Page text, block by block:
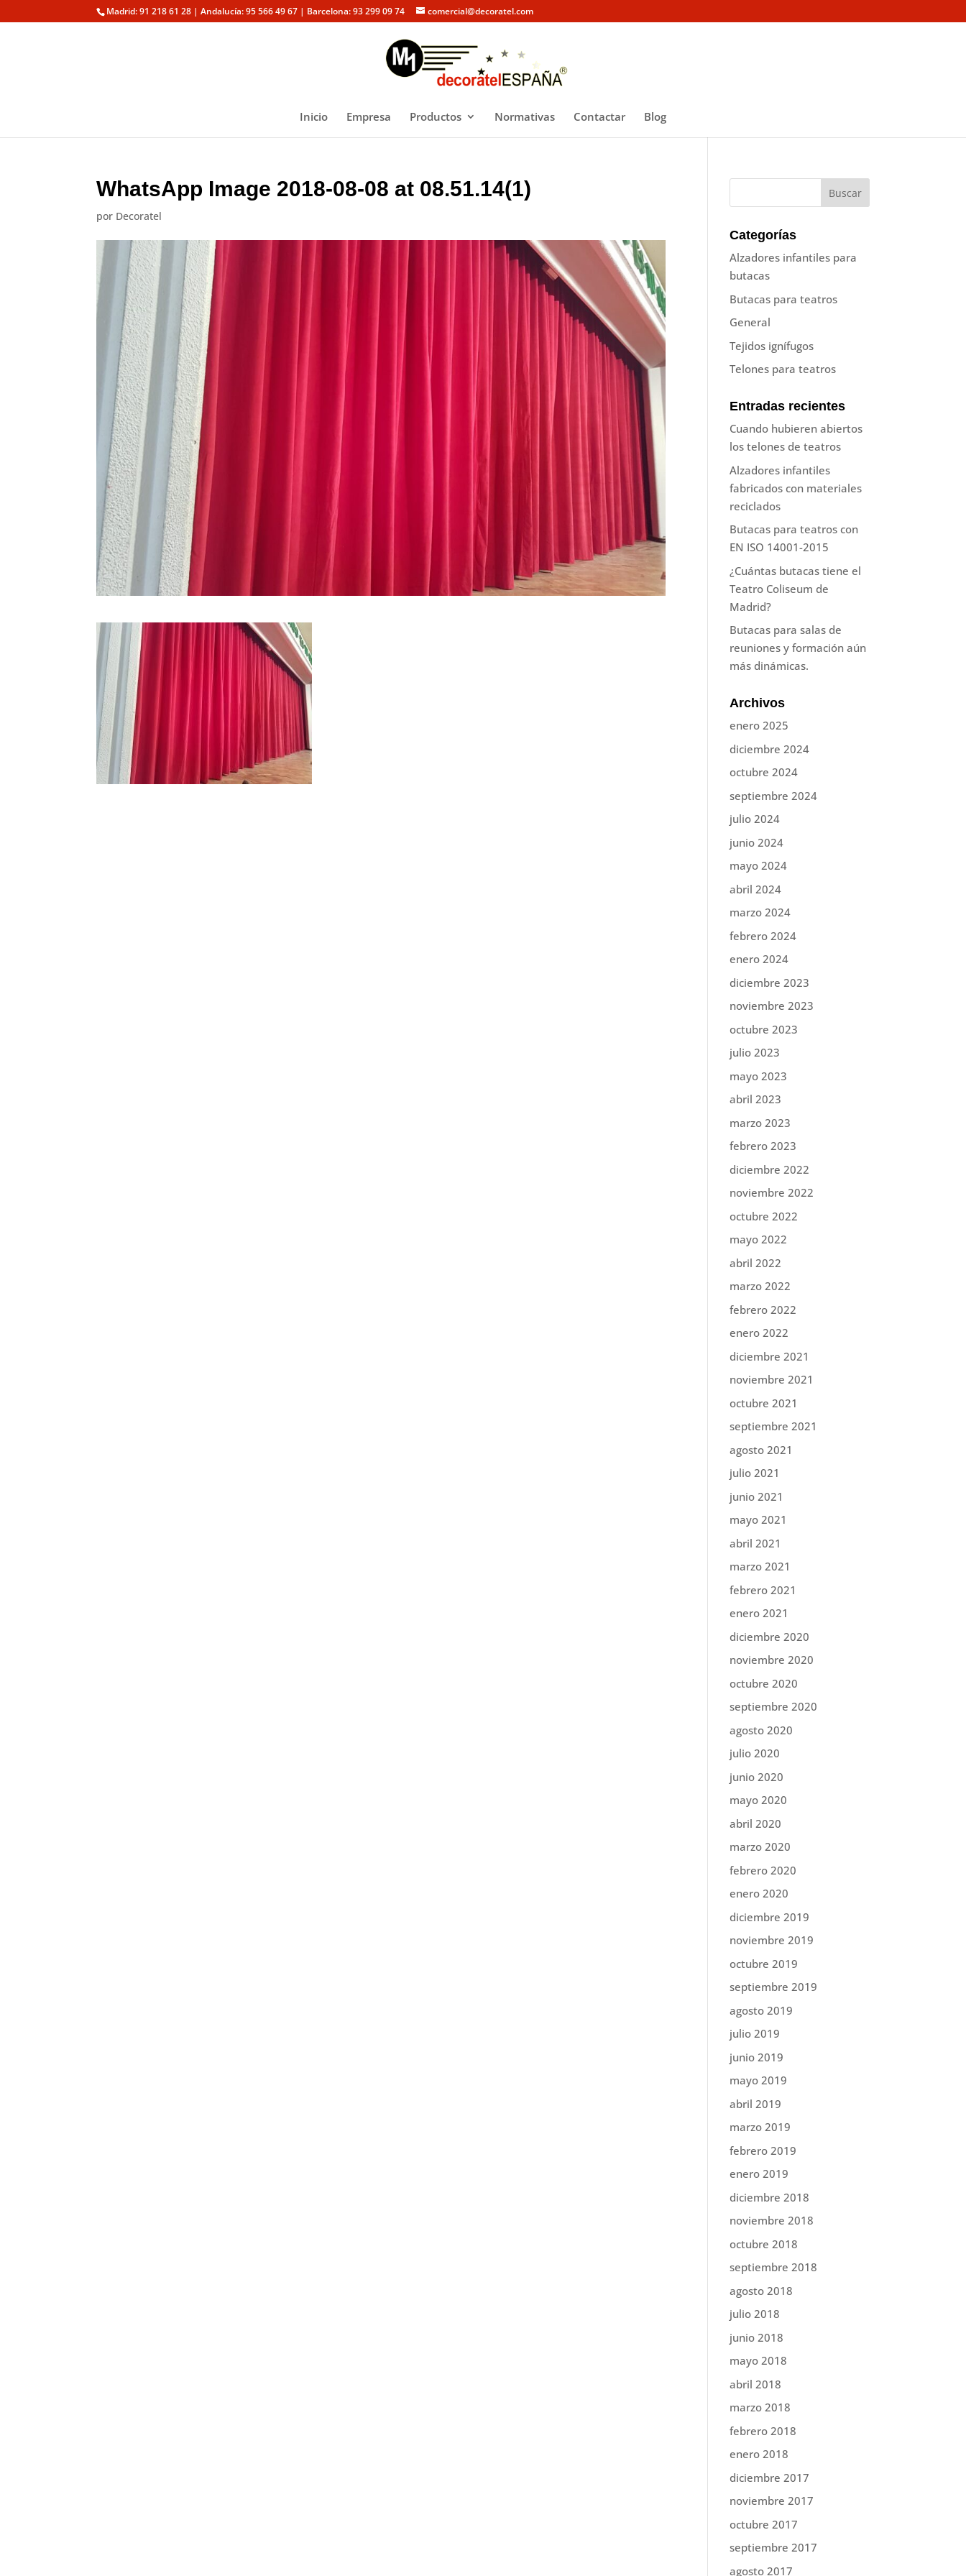
Madrid: 91 218 61 28 | Andalucía: 95 566 49 67 | Barcelona: 93 299 09 74 comercial@decoratel.com
Inicio Empresa Productos Normativas Contactar Blog
WhatsApp Image 2018-08-08 at 08.51.14(1)
por Decoratel
Categorías
Alzadores infantiles para
butacas
Butacas para teatros
General
Tejidos ignífugos
Telones para teatros
Entradas recientes
Cuando hubieren abiertos
los telones de teatros
Alzadores infantiles
fabricados con materiales
reciclados
Butacas para teatros con
EN ISO 14001-2015
¿Cuántas butacas tiene el
Teatro Coliseum de
Madrid?
Butacas para salas de
reuniones y formación aún
más dinámicas.
Archivos
enero 2025
diciembre 2024
octubre 2024
septiembre 2024
julio 2024
junio 2024
mayo 2024
abril 2024
marzo 2024
febrero 2024
enero 2024
diciembre 2023
noviembre 2023
octubre 2023
julio 2023
mayo 2023
abril 2023
marzo 2023
febrero 2023
diciembre 2022
noviembre 2022
octubre 2022
mayo 2022
abril 2022
marzo 2022
febrero 2022
enero 2022
diciembre 2021
noviembre 2021
octubre 2021
septiembre 2021
agosto 2021
julio 2021
junio 2021
mayo 2021
abril 2021
marzo 2021
febrero 2021
enero 2021
diciembre 2020
noviembre 2020
octubre 2020
septiembre 2020
agosto 2020
julio 2020
junio 2020
mayo 2020
abril 2020
marzo 2020
febrero 2020
enero 2020
diciembre 2019
noviembre 2019
octubre 2019
septiembre 2019
agosto 2019
julio 2019
junio 2019
mayo 2019
abril 2019
marzo 2019
febrero 2019
enero 2019
diciembre 2018
noviembre 2018
octubre 2018
septiembre 2018
agosto 2018
julio 2018
junio 2018
mayo 2018
abril 2018
marzo 2018
febrero 2018
enero 2018
diciembre 2017
noviembre 2017
octubre 2017
septiembre 2017
agosto 2017